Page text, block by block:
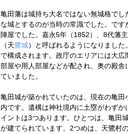
亀田藩は城持ち大名ではない無城格で
な城とするのが当時の常識でした。で
陣屋でした。嘉永5年（1852）、8代藩
（天鷺城）と呼ばれるようになりまし
で構成されます。政庁のエリアには大
部屋や用人部屋などが配され、奥の殿
ていました。
亀田城が築かれていたのは、現在の亀
内です。遺構は神社境内に土塁がわず
イントは3つあります。ひとつは、亀田
が建てられています。2つめは、天鷺村